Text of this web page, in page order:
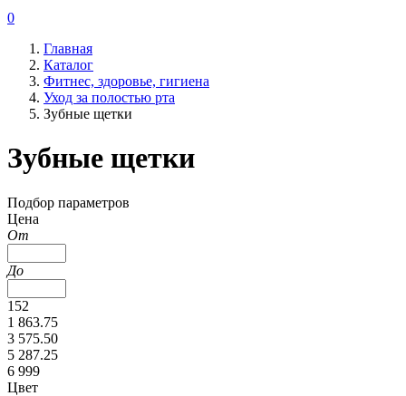
0
Главная
Каталог
Фитнес, здоровье, гигиена
Уход за полостью рта
Зубные щетки
Зубные щетки
Подбор параметров
Цена
От
До
152
1 863.75
3 575.50
5 287.25
6 999
Цвет